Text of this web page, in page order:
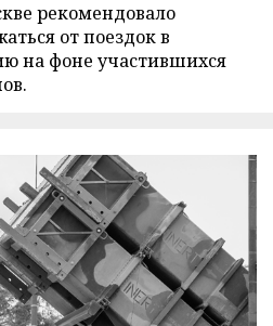
рекомендовало
от поездок в
на фоне участившихся